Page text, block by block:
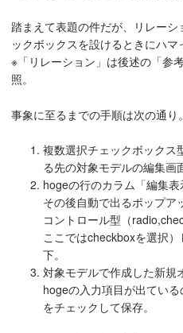
踏まえて表題の件だが、リレー
ックボックスを設けるときにハマ
※「リレーション」は後述の「参
照。
事象に至るまでの手順は次の通り。
複数選択チェックボックス
る先の対象モデルの編集画
hogeの行のカラム「編集表
その後自動で出るポップア
コントロール型（
ここではcheckboxを選択
下。
対象モデルで作成した新規
hogeの入力項目が出てい
をチェックして保存。